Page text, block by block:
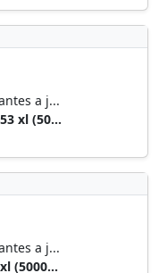
ml - ...
a j...
a j...
ml -...